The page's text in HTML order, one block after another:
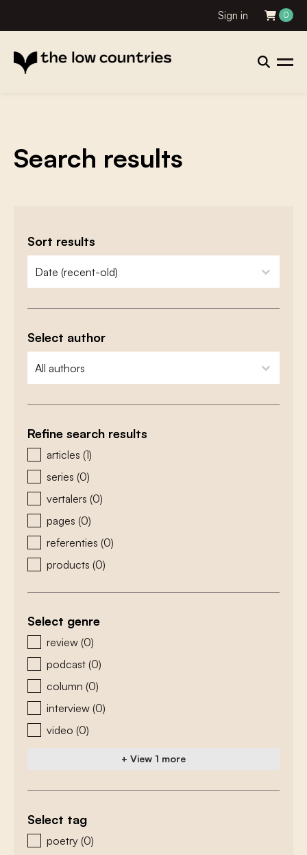
Sign in 0
Search results
Sort results
zoeken - sorteer
sort content
Select author
zoeken - auteurs
select content
Refine search results
zoeken - type
articles (1)
series (0)
vertalers (0)
pages (0)
referenties (0)
products (0)
Select genre
zoeken - genre
review (0)
podcast (0)
column (0)
interview (0)
video (0)
+ View 1 more
Select tag
zoeken - tags
poetry (0)